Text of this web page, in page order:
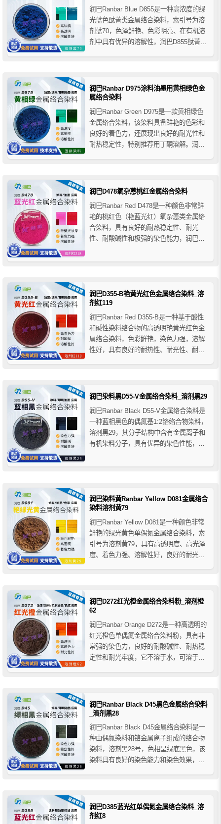
润巴Ranbar Blue D855是一种高浓度的绿
光蓝色酞菁类金属络合染料，索引号为溶
剂蓝70，色泽鲜艳、色彩明亮、在有机溶
剂中具有优异的溶解性，润巴D855酞菁蓝
皮革染色及其它室内装饰品的低温烤漆
等。
润巴Ranbar D975涂料油墨用黄相绿色金
属络合染料
润巴Ranbar Green D975是一款黄相绿色
金属络合染料，该染料具备鲜艳的色彩和
良好的着色力，还展现出良好的耐光性和
耐热稳定性，特别推荐用丁酮溶解。润巴
其它室内装饰品的低温烤漆等。
润巴D478氧杂蒽桃红金属络合染料
润巴Ranbar Red D478是一种颜色非常鲜
艳的桃红色（艳蓝光红）氧杂蒽类金属络
合染料，具有良好的耐热稳定性、耐光
性、耐酸碱性和极强的染色能力，润巴
异的溶解性，与各种树脂相容性好，广泛
文具油墨、塑胶涂层...
润巴D355-B艳黄光红色金属络合染料_溶
剂红119
润巴Ranbar Red D355-B是一种基于酸性
和碱性染料络合物的高透明艳黄光红色金
属络合染料，色彩鲜艳，染色力强，溶解
性好，具有良好的耐热性、耐光性、耐酸
镀膜的表面着色、皮革改性的染色、文具
润巴染料黑D55-V金属络合染料_溶剂黑29
润巴Ranbar Black D55-V金属络合染料是
一种蓝相黑色的偶氮基1:2铬络合物染料，
溶剂黑29，其分子结构中含有金属离子和
有机染料分子，具有优异的染色性能，良
性好，与各种树脂相容性好，在各种涂料
润巴染料黄Ranbar Yellow D081金属络合
染料溶剂黄79
润巴Ranbar Yellow D081是一种颜色非常
鲜艳的绿光黄色单偶氮金属络合染料，索
引号为溶剂黄79，具有高透明度、高光泽
度、着色力强、溶解性好，良好的耐光
色泽。
润巴D272红光橙金属络合染料粉_溶剂橙
62
润巴Ranbar Orange D272是一种高透明的
红光橙色单偶氮金属络合染料粉，具有非
常强的染色力，良好的耐酸碱性、耐热稳
定性和耐光牢度，它不溶于水，可溶于有
墨、文具油墨、罐装印刷、真空电镀、铝
箔或其他金...
润巴Ranbar Black D45黑色金属络合染料
_溶剂黑28
润巴Ranbar Black D45金属络合染料是一
种由偶氮染料和铬金属离子组成的络合物
染料，溶剂黑28号，色相呈绿底黑色，该
染料具有良好的染色能力和染色效果，金
好的相容性，被广泛应用于各种涂料、印
刷油墨、文具...
润巴D385蓝光红单偶氮金属络合染料_溶
剂红8